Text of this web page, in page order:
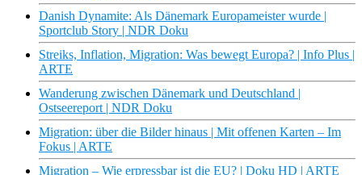
Danish Dynamite: Als Dänemark Europameister wurde |
Sportclub Story | NDR Doku
Streiks, Inflation, Migration: Was bewegt Europa? | Info Plus |
ARTE
Wanderung zwischen Dänemark und Deutschland |
Ostseereport | NDR Doku
Migration: über die Bilder hinaus | Mit offenen Karten – Im
Fokus | ARTE
Migration – Wie erpressbar ist die EU? | Doku HD | ARTE